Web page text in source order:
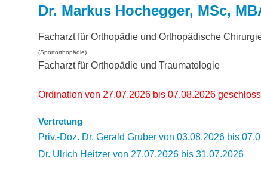
Dr. Markus Hochegger, MSc,
Facharzt für Orthopädie und Orthopädische
(Sportorthopädie)
Facharzt für Orthopädie und Traumatologie
Ordination von 27.07.2026 bis 07.08.2026
Vertretung
Priv.-Doz. Dr. Gerald Gruber von 03.08.2026 bis
Dr. Ulrich Heitzer von 27.07.2026 bis 31.07.2026